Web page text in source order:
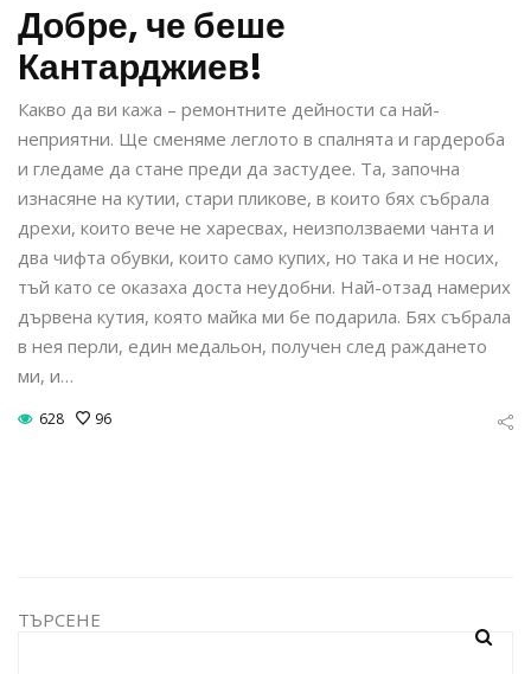
Добре, че беше
Кантарджиев!
Какво да ви кажа – ремонтните дейности са най-
неприятни. Ще сменяме леглото в спалнята и гардероба
и гледаме да стане преди да застудее. Та, започна
изнасяне на кутии, стари пликове, в които бях събрала
дрехи, които вече не харесвах, неизползваеми чанта и
два чифта обувки, които само купих, но така и не носих,
тъй като се оказаха доста неудобни. Най-отзад намерих
дървена кутия, която майка ми бе подарила. Бях събрала
в нея перли, един медальон, получен след раждането
ми, и…
628 96
ТЪРСЕНЕ